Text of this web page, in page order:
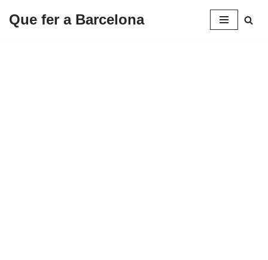
Que fer a Barcelona